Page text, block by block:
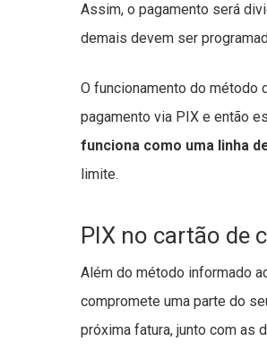
Assim, o pagamento será
demais devem ser
O funcionamento do método
pagamento via PIX e então
funciona como uma linha
limite.
PIX no cartão de
Além do método informado
compromete uma parte do
próxima fatura, junto com as